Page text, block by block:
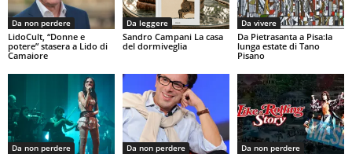
Da non perdere
LidoCult, “Donne e
potere” stasera a Lido di
Camaiore
Da leggere
Sandro Campani La casa
del dormiveglia
Da vivere
Da Pietrasanta a Pisa:la
lunga estate di Tano
Pisano
Da non perdere Da non perdere Da non perdere